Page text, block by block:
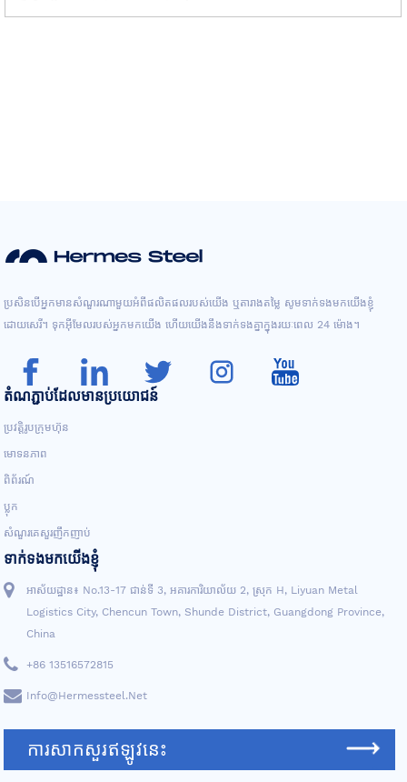
ប្រសិនបើអ្នកមានសំណួរណាមួយអំពីផលិតផលរបស់យើង ឬតារាងតម្លៃ សូមទាក់ទងមកយើងខ្ញុំ
ដោយសេរី។ ទុកអ៊ីមែលរបស់អ្នកមកយើង ហើយយើងនឹងទាក់ទងគ្នាក្នុងរយៈពេល 24 ម៉ោង។
តំណភ្ជាប់ដែលមានប្រយោជន៍
ប្រវត្តិរូបក្រុមហ៊ុន
មោទនភាព
ពិព័រណ៍
ប្លុក
សំណួរគេសួរញឹកញាប់
ទាក់ទងមកយើងខ្ញុំ
អាស័យដ្ឋាន៖ No.13-17 ជាន់ទី 3, អគារការិយាល័យ 2, ស្រុក H, Liyuan Metal
Logistics City, Chencun Town, Shunde District, Guangdong Province,
China
+86 13516572815
Info@hermessteel.net
ការសាកសួរឥឡូវនេះ